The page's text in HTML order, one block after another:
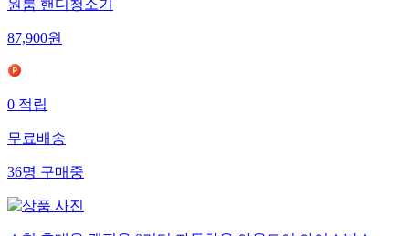
원룸 핸디청소기
87,900원
0적립
무료배송
36명구매중